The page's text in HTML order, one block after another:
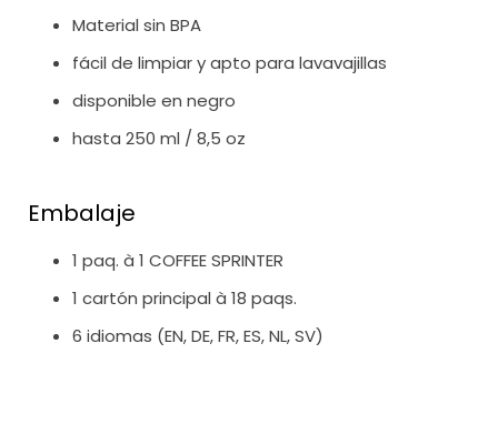
Material sin BPA
fácil de limpiar y apto para lavavajillas
disponible en negro
hasta 250 ml / 8,5 oz
Embalaje
1 paq. à 1 COFFEE SPRINTER
1 cartón principal à 18 paqs.
6 idiomas (EN, DE, FR, ES, NL, SV)